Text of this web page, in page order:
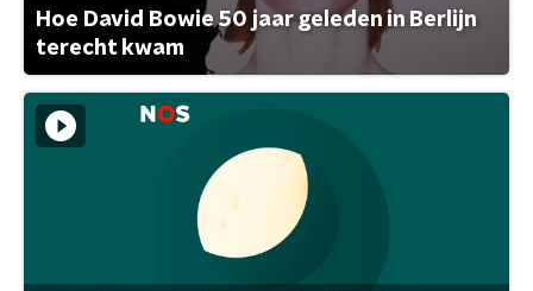
Hoe David Bowie 50 jaar geleden in Berlijn
terecht kwam